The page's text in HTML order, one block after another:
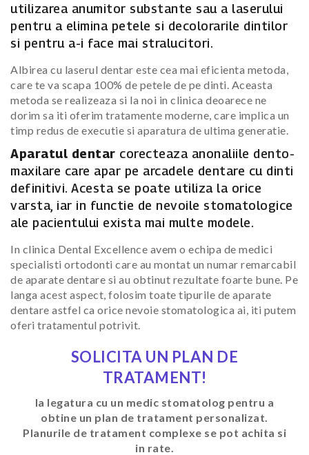
utilizarea anumitor substante sau a laserului
pentru a elimina petele si decolorarile dintilor
si pentru a-i face mai stralucitori.
Albirea cu laserul dentar este cea mai eficienta metoda,
care te va scapa 100% de petele de pe dinti. Aceasta
metoda se realizeaza si la noi in clinica deoarece ne
dorim sa iti oferim tratamente moderne, care implica un
timp redus de executie si aparatura de ultima generatie.
Aparatul dentar corecteaza anonaliile dento-
maxilare care apar pe arcadele dentare cu dinti
definitivi. Acesta se poate utiliza la orice
varsta, iar in functie de nevoile stomatologice
ale pacientului exista mai multe modele.
In clinica Dental Excellence avem o echipa de medici
specialisti ortodonti care au montat un numar remarcabil
de aparate dentare si au obtinut rezultate foarte bune. Pe
langa acest aspect, folosim toate tipurile de aparate
dentare astfel ca orice nevoie stomatologica ai, iti putem
oferi tratamentul potrivit.
SOLICITA UN PLAN DE
TRATAMENT!
Ia legatura cu un medic stomatolog pentru a
obtine un plan de tratament personalizat.
Planurile de tratament complexe se pot achita si
in rate.